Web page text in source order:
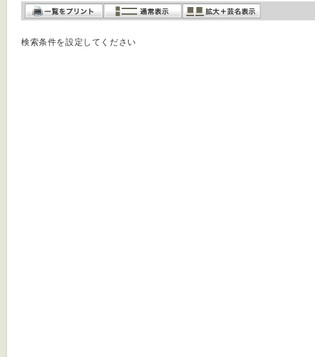
検索条件を設定してください